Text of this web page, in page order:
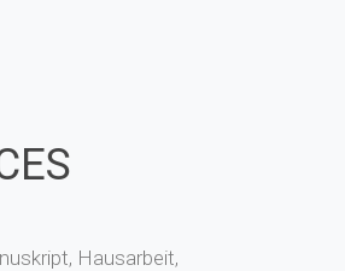
Hausarbeit,